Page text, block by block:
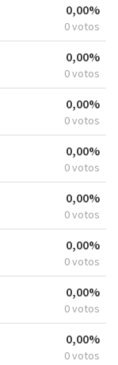
0,00%
0 votos
0,00%
0 votos
0,00%
0 votos
0,00%
0 votos
0,00%
0 votos
0,00%
0 votos
0,00%
0 votos
0,00%
0 votos